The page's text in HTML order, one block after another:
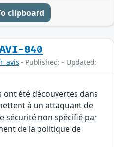
clipboard
840
- Published: - Updated:
été découvertes dans
à un attaquant de
sécurité non spécifié par
de la politique de